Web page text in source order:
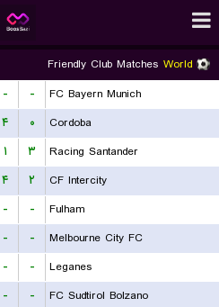
World
Friendly Club Matches
FC Bayern Munich
-
-
Cordoba
۰ ۴
Racing Santander
۳ ۱
CF Intercity
۲ ۴
Fulham
-
-
Melbourne City FC
-
-
Leganes
-
-
FC Sudtirol Bolzano
-
-